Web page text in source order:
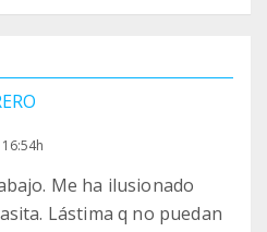
Me ha ilusionado
Lástima q no puedan